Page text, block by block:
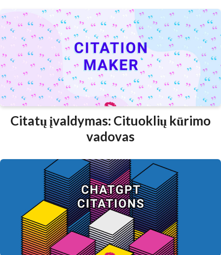
Citatų įvaldymas: Cituoklių kūrimo
vadovas